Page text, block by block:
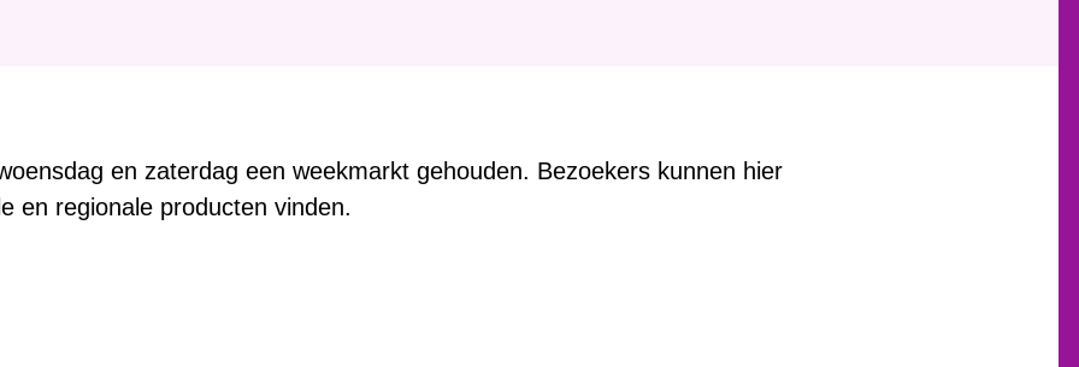
en zaterdag een weekmarkt gehouden. Bezoekers kunnen hier
en regionale producten vinden.